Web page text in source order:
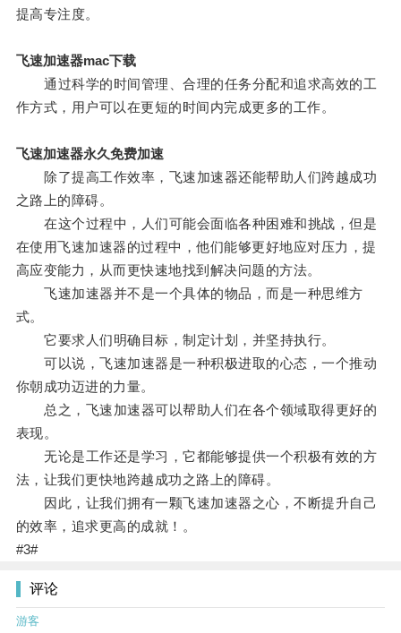
提高专注度。
飞速加速器mac下载
通过科学的时间管理、合理的任务分配和追求高效的工
作方式，用户可以在更短的时间内完成更多的工作。
飞速加速器永久免费加速
除了提高工作效率，飞速加速器还能帮助人们跨越成功
之路上的障碍。
在这个过程中，人们可能会面临各种困难和挑战，但是
在使用飞速加速器的过程中，他们能够更好地应对压力，提
高应变能力，从而更快速地找到解决问题的方法。
飞速加速器并不是一个具体的物品，而是一种思维方
式。
它要求人们明确目标，制定计划，并坚持执行。
可以说，飞速加速器是一种积极进取的心态，一个推动
你朝成功迈进的力量。
总之，飞速加速器可以帮助人们在各个领域取得更好的
表现。
无论是工作还是学习，它都能够提供一个积极有效的方
法，让我们更快地跨越成功之路上的障碍。
因此，让我们拥有一颗飞速加速器之心，不断提升自己
的效率，追求更高的成就！。
#3#
评论
游客